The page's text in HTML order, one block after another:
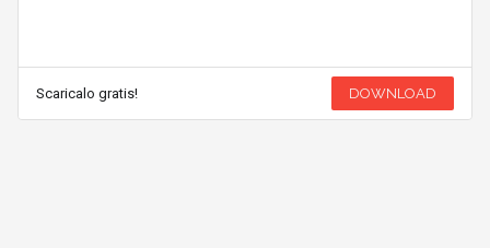
Scaricalo gratis! DOWNLOAD